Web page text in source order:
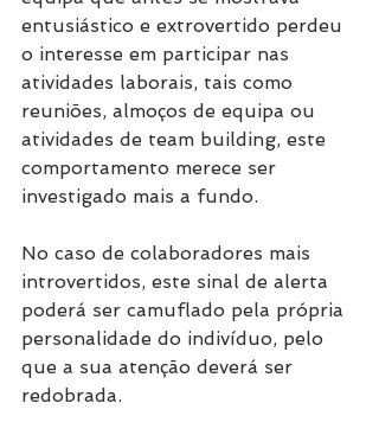
entusiástico e extrovertido perdeu
o interesse em participar nas
atividades laborais, tais como
reuniões, almoços de equipa ou
atividades de team building, este
comportamento merece ser
investigado mais a fundo.
No caso de colaboradores mais
introvertidos, este sinal de alerta
poderá ser camuflado pela própria
personalidade do indivíduo, pelo
que a sua atenção deverá ser
redobrada.